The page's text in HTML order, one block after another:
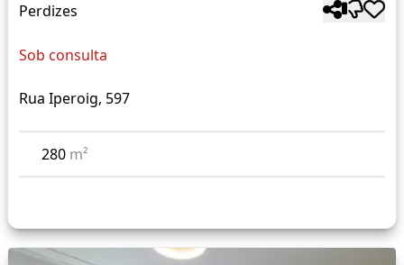
Perdizes
Sob consulta
Rua Iperoig, 597
280 m²